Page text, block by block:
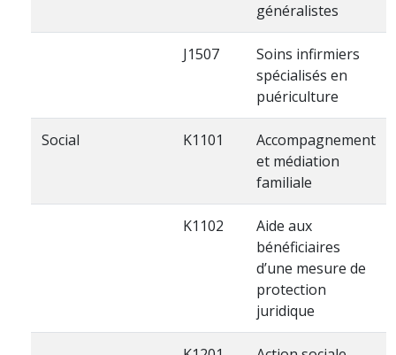
généralistes
J1507
Soins infirmiers
spécialisés en
puériculture
Social K1101
Accompagnement
et médiation
familiale
K1102
Aide aux
bénéficiaires
d’une mesure de
protection
juridique